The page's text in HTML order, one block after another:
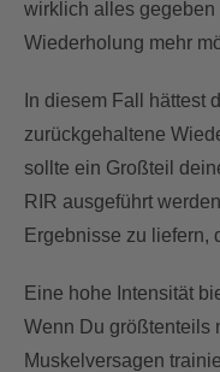
wirklich alles gegeben
Wiederholung mehr
In diesem Fall hättest
zurückgehaltene
sollte ein Großteil
RIR ausgeführt
Ergebnisse zu liefern,
Eine hohe Intensität
Wenn Du größtenteils
Muskelversagen